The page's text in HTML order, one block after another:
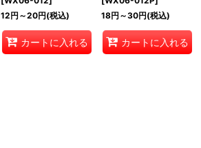
12円 ～20円(税込)
カートに入れる
18円 ～30円(税込)
カートに入れる